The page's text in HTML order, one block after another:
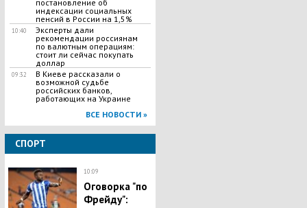
постановление об
индексации социальных
пенсий в России на 1,5%
10:40
Эксперты дали
рекомендации россиянам
по валютным операциям:
стоит ли сейчас покупать
доллар
09:32
В Киеве рассказали о
возможной судьбе
российских банков,
работающих на Украине
ВСЕ НОВОСТИ »
СПОРТ
10:09
Оговорка "по
Фрейду":